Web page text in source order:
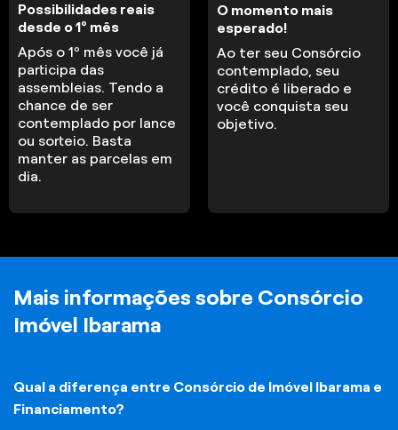
Possibilidades reais
desde o 1º mês
Após o 1º mês você já
participa das
assembleias. Tendo a
chance de ser
contemplado por lance
ou sorteio. Basta
manter as parcelas em
dia.
O momento mais
esperado!
Ao ter seu Consórcio
contemplado, seu
crédito é liberado e
você conquista seu
objetivo.
Mais informações sobre Consórcio
Imóvel Ibarama
Qual a diferença entre Consórcio de Imóvel Ibarama e
Financiamento?